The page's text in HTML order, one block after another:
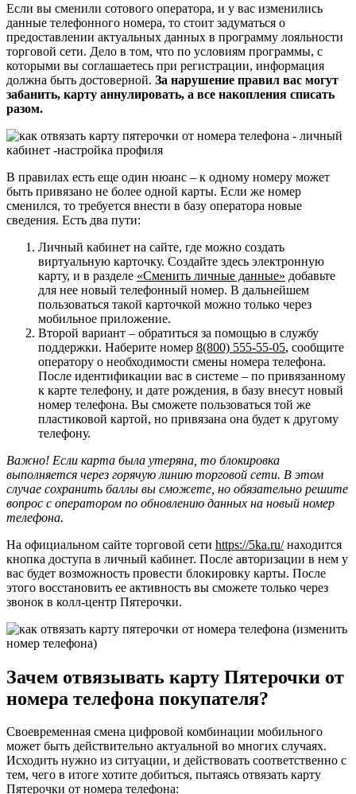
Если вы сменили сотового оператора, и у вас изменились
данные телефонного номера, то стоит задуматься о
предоставлении актуальных данных в программу лояльности
торговой сети. Дело в том, что по условиям программы, с
которыми вы соглашаетесь при регистрации, информация
должна быть достоверной. За нарушение правил вас могут
забанить, карту аннулировать, а все накопления списать
разом.
В правилах есть еще один нюанс – к одному номеру может
быть привязано не более одной карты. Если же номер
сменился, то требуется внести в базу оператора новые
сведения. Есть два пути:
Личный кабинет на сайте, где можно создать
виртуальную карточку. Создайте здесь электронную
карту, и в разделе «Сменить личные данные» добавьте
для нее новый телефонный номер. В дальнейшем
пользоваться такой карточкой можно только через
мобильное приложение.
Второй вариант – обратиться за помощью в службу
поддержки. Наберите номер 8(800) 555-55-05, сообщите
оператору о необходимости смены номера телефона.
После идентификации вас в системе – по привязанному
к карте телефону, и дате рождения, в базу внесут новый
номер телефона. Вы сможете пользоваться той же
пластиковой картой, но привязана она будет к другому
телефону.
Важно! Если карта была утеряна, то блокировка
выполняется через горячую линию торговой сети. В этом
случае сохранить баллы вы сможете, но обязательно решите
вопрос с оператором по обновлению данных на новый номер
телефона.
На официальном сайте торговой сети https://5ka.ru/находится
кнопка доступа в личный кабинет. После авторизации в нем у
вас будет возможность провести блокировку карты. После
этого восстановить ее активность вы сможете только через
звонок в колл-центр Пятерочки.
Зачем отвязывать карту Пятерочки от
номера телефона покупателя?
Своевременная смена цифровой комбинации мобильного
может быть действительно актуальной во многих случаях.
Исходить нужно из ситуации, и действовать соответственно с
тем, чего в итоге хотите добиться, пытаясь отвязать карту
Пятерочки от номера телефона: